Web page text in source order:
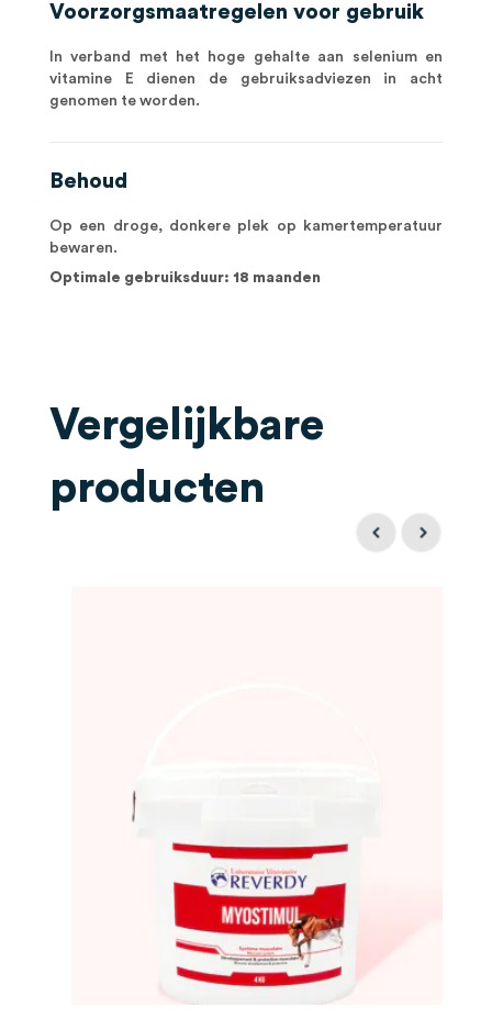
Voorzorgsmaatregelen voor gebruik
In verband met het hoge gehalte aan selenium en
vitamine E dienen de gebruiksadviezen in acht
genomen te worden.
Behoud
Op een droge, donkere plek op kamertemperatuur
bewaren.
Optimale gebruiksduur: 18 maanden
Vergelijkbare
producten